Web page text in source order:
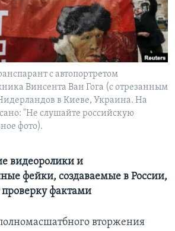
с автопортретом
Винсента Ван Гога (с отрезанным
в Киеве, Украина. На
"Не слушайте российскую
фото).
видеоролики и
фейки, создаваемые в России,
фактами
вторжения